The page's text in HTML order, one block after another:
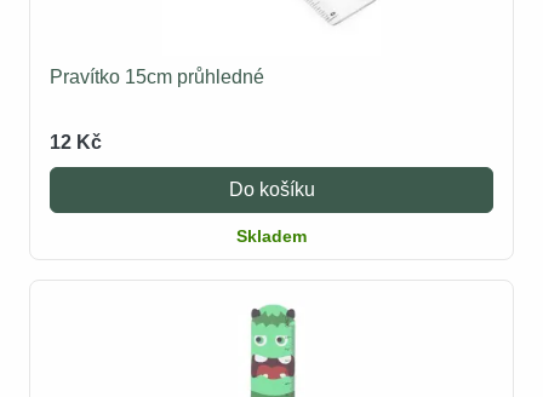
Pravítko 15cm průhledné
12 Kč
Do košíku
Skladem